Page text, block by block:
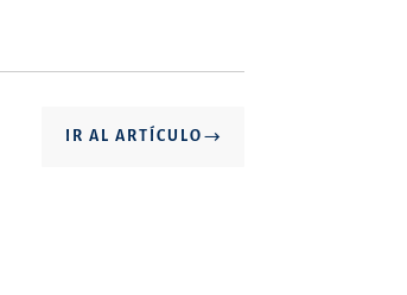
IR AL ARTÍCULO